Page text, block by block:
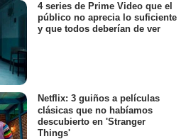
4 series de Prime Video que el
público no aprecia lo suficiente
y que todos deberían de ver
Netflix: 3 guiños a películas
clásicas que no habíamos
descubierto en 'Stranger
Things'